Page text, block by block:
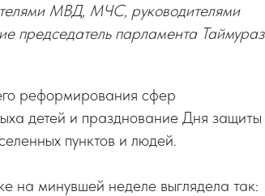
МВД, МЧС, руководителями
председатель парламента Таймураз
реформирования сфер
детей и празднование Дня защиты
пунктов и людей.
на минувшей неделе выглядела так: